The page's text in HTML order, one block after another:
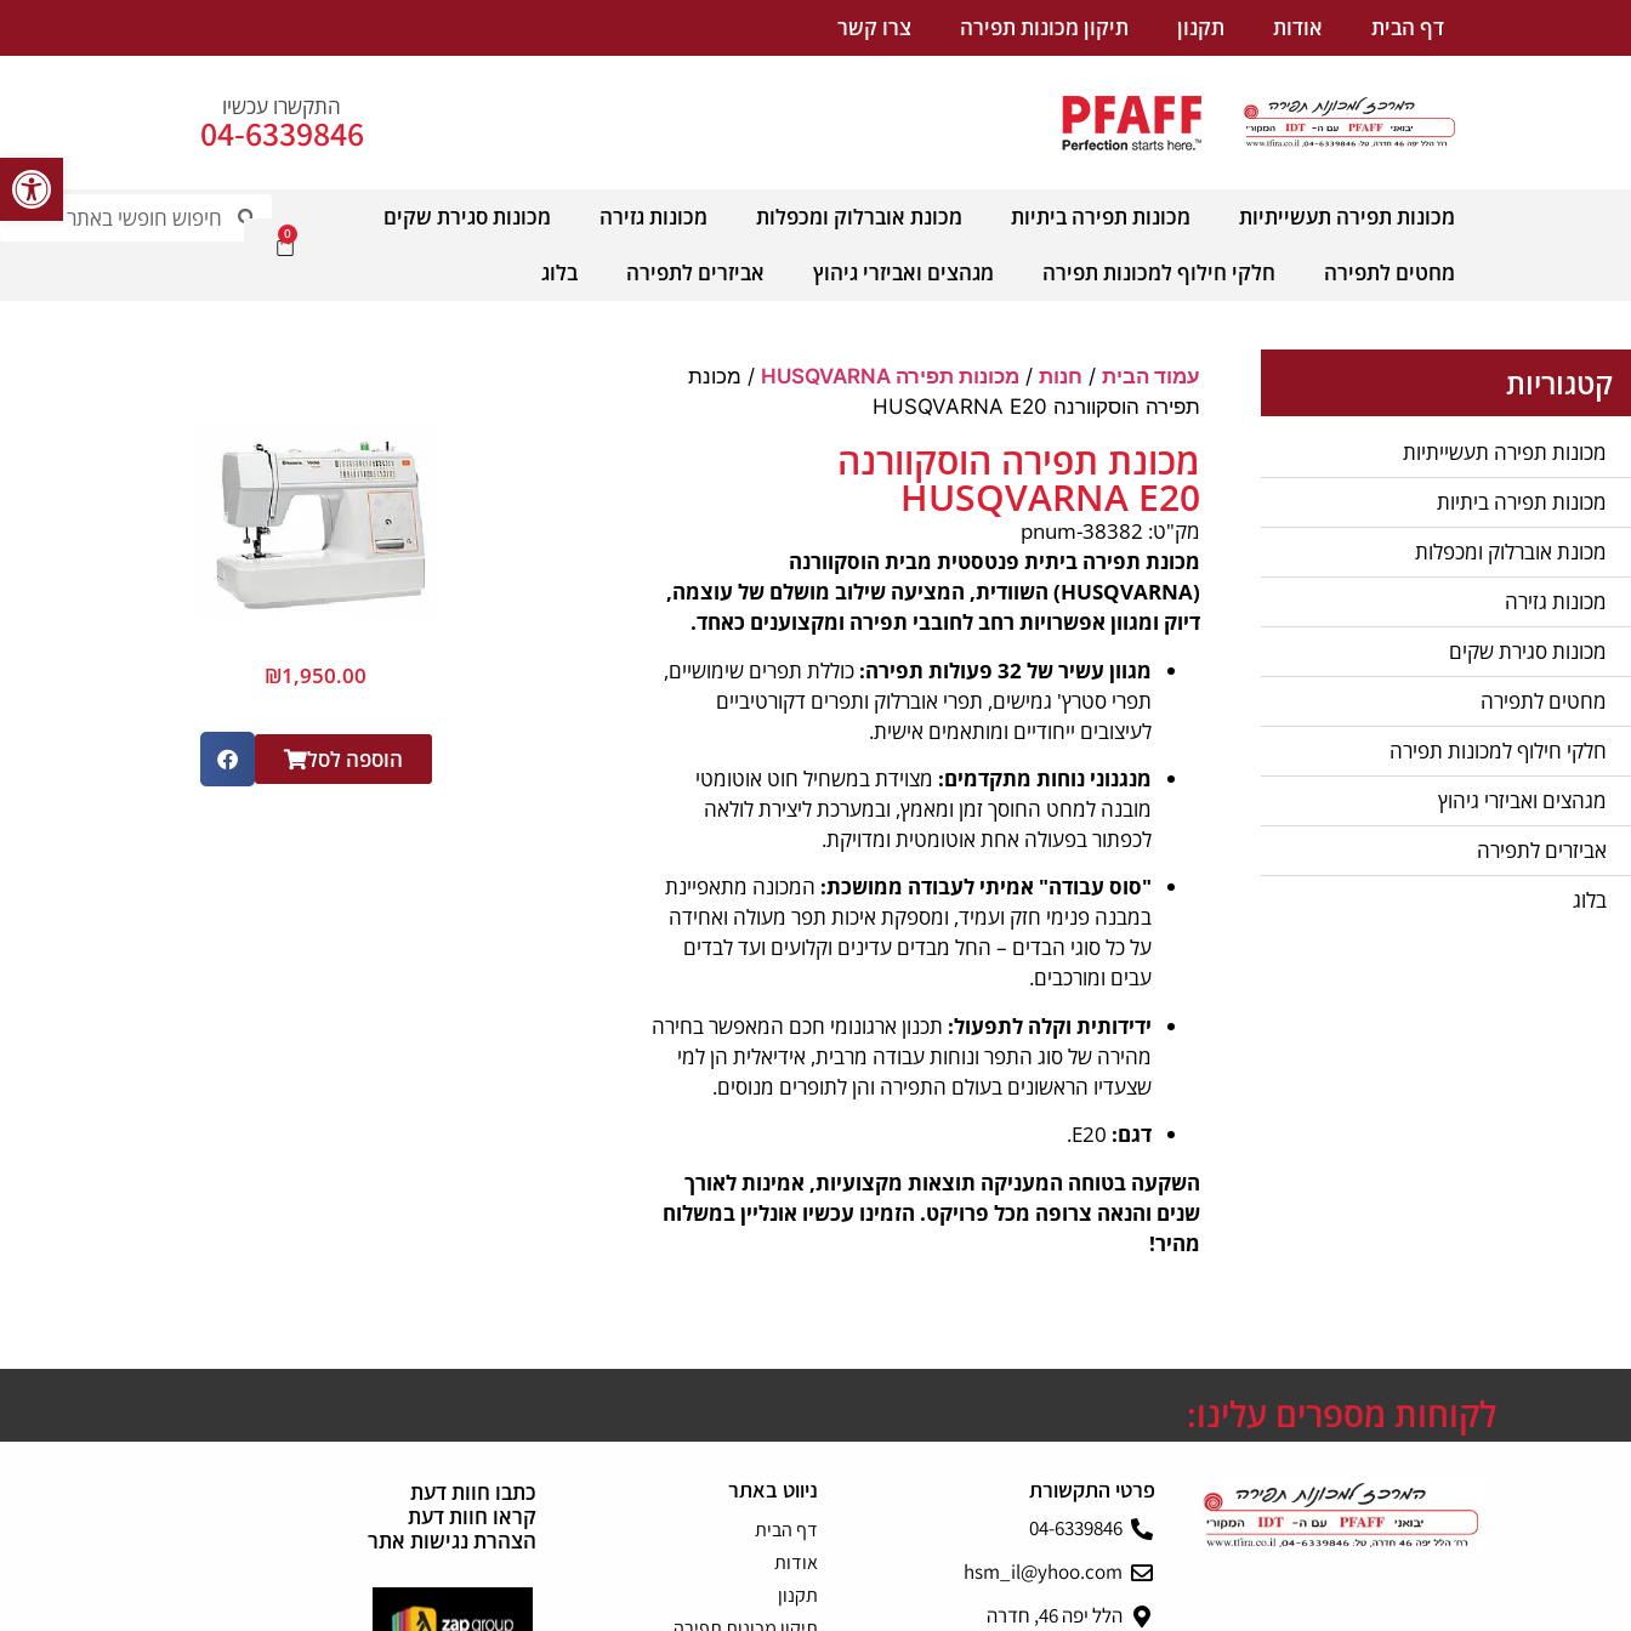
דף הבית אודות תקנון תיקון מכונות תפירה צרו קשר
התקשרו עכשיו
04-6339846
0
מכונות תפירה תעשייתיות מכונות תפירה ביתיות מכונת אוברלוק ומכפלות מכונות גזירה
מכונות סגירת שקים
מחטים לתפירה
חלקי חילוף למכונות תפירה מגהצים ואביזרי גיהוץ אביזרים לתפירה בלוג
קטגוריות
מכונות תפירה תעשייתיות
מכונות תפירה ביתיות
מכונת אוברלוק ומכפלות
מכונות גזירה
מכונות סגירת שקים
מחטים לתפירה
חלקי חילוף למכונות תפירה
מגהצים ואביזרי גיהוץ
אביזרים לתפירה
בלוג
עמוד הבית/ חנות/ מכונות תפירה HUSQVARNA
/ מכונת
תפירה הוסקוורנה HUSQVARNA E20
מכונת תפירה הוסקוורנה
HUSQVARNA E20
מק"ט: pnum-38382
מכונת תפירה ביתית פנטסטית מבית הוסקוורנה
(HUSQVARNA) השוודית, המציעה שילוב מושלם של עוצמה,
דיוק ומגוון אפשרויות רחב לחובבי תפירה ומקצוענים כאחד.
מגוון עשיר של 32 פעולות תפירה:
כוללת תפרים שימושיים,
תפרי סטרץ' גמישים, תפרי אוברלוק ותפרים דקורטיביים
לעיצובים ייחודיים ומותאמים אישית.
מנגנוני נוחות מתקדמים: מצוידת במשחיל חוט אוטומטי
מובנה למחט החוסך זמן ומאמץ, ובמערכת ליצירת לולאה
לכפתור בפעולה אחת אוטומטית ומדויקת.
"סוס עבודה" אמיתי לעבודה ממושכת: המכונה מתאפיינת
במבנה פנימי חזק ועמיד, ומספקת איכות תפר מעולה ואחידה
על כל סוגי הבדים – החל מבדים עדינים וקלועים ועד לבדים
עבים ומורכבים.
ידידותית וקלה לתפעול: תכנון ארגונומי חכם המאפשר בחירה
מהירה של סוג התפר ונוחות עבודה מרבית, אידיאלית הן למי
שצעדיו הראשונים בעולם התפירה והן לתופרים מנוסים.
דגם:
השקעה בטוחה המעניקה תוצאות מקצועיות, אמינות לאורך
שנים והנאה צרופה מכל פרויקט. הזמינו עכשיו אונליין במשלוח
מהיר!
₪1,950.00
הוספה לסל
לקוחות מספרים עלינו:
פרטי התקשורת
04-6339846
hsm_il@yhoo.com
הלל יפה 46, חדרה
ניווט באתר
דף הבית
אודות
תקנון
כתבו חוות דעת
קראו חוות דעת
הצהרת נגישות אתר
פתח